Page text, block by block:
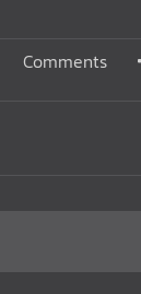
Comments